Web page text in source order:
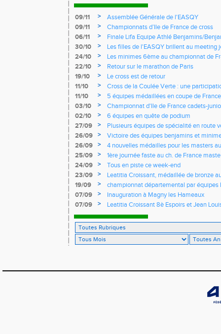
09/11 >
Assemblée Générale de l'EASQY
09/11
>
Championnats d’Ile de France de cross
06/11
>
Finale Lifa Equipe Athlé Benjamins/
30/10
>
Les filles de l'EASQY brillent au meeting
records du club battus
24/10 >
Les minimes 6ème au championnat de
22/10
>
Retour sur le marathon de Paris
19/10
>
Le cross est de retour
11/10
>
Cross de la Coulée Verte : une
Rendez-vous !
11/10 >
5 équipes médaillées en coupe de France
03/10
>
Championnat d'Ile de France cadets-
l'EASQY victorieuses
02/10 >
6 équipes en quête de podium
27/09
>
Plusieurs équipes de spécialité en route
France
26/09 >
Victoire des équipes benjamins et
Yvelines
26/09 >
4 nouvelles médailles pour les masters
25/09
>
1ère journée faste au ch. de France
d'argent
24/09 >
Tous en piste ce week-end
23/09
>
Leatitia Croissant, médaillée de bronze
de course de montagne
19/09 >
championnat départemental par
07/09
>
Inauguration à Magny les Hameaux
07/09
>
Leatitia Croissant 8è Espoirs et Jean